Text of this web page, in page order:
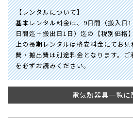
【レンタルについて】
基本レンタル料金は、9日間（搬入日
日間迄＋搬出日1日）迄の【税別価格
上の長期レンタルは格安料金にてお
費・搬出費は別途料金となります。
を必ずお読みください。
電気熱器具一覧に